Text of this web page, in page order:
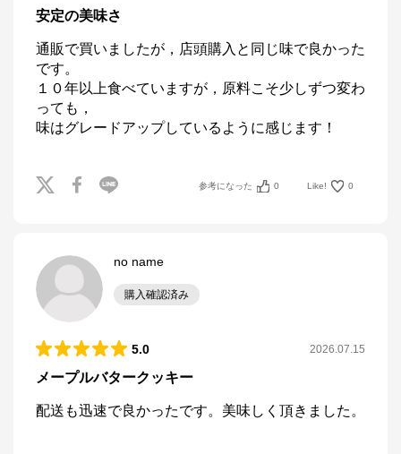
安定の美味さ
通販で買いましたが，店頭購入と同じ味で良かった
です。
１０年以上食べていますが，原料こそ少しずつ変わ
っても，
味はグレードアップしているように感じます！
参考になった 0 Like! 0
no name
購入確認済み
5.0 2026.07.15
メープルバタークッキー
配送も迅速で良かったです。美味しく頂きました。